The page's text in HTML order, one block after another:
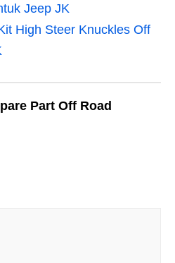
Jeep JK
High Steer Knuckles Off
Part Off Road